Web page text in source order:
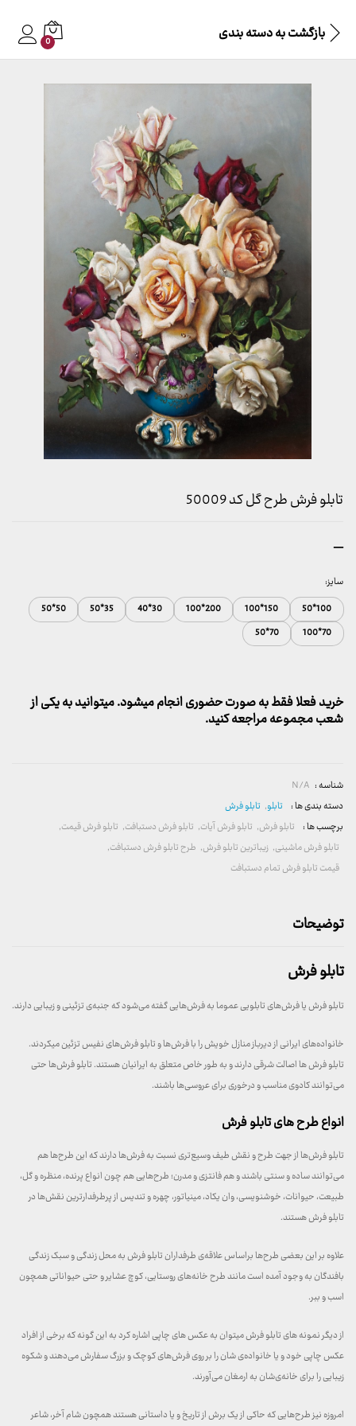
بازگشت بهدسته بندی 0
تابلو فرش طرح گل کد 50009
–محدوده
تا
2,600,000 تومان
سایز:
100*50
150*100
200*100
30*40
35*50
50*50
70*100
70*50
خرید فعلا فقط به صورت حضوری انجام میشود. میتوانید به یکی از
شعب مجموعه مراجعه کنید.
شناسه : N/A
دسته بندی ها : تابلو, تابلو فرش
برچسب ها : تابلو فرش, تابلو فرش آیات, تابلو فرش دستبافت, تابلو فرش قیمت,
تابلو فرش ماشینی, زیباترین تابلو فرش, طرح تابلو فرش دستبافت,
قیمت تابلو فرش تمام دستبافت
توضیحات
تابلو فرش
تابلو فرش یا فرش‌های تابلویی عموما به فرش‌هایی گفته می‌شود که جنبه‌ی تزئینی و زیبایی دارند.
خانواده‌های ایرانی از دیرباز منازل خویش را با فرش‌ها و تابلو فرش‌های نفیس تزئین میکردند.
تابلو فرش ها اصالت شرقی دارند و به طور خاص متعلق به ایرانیان هستند. تابلو فرش‌ها حتی
می‌توانند کادوی مناسب و درخوری برای عروسی‌ها باشند.
انواع طرح‌ های تابلو فرش
تابلو فرش‌ها از جهت طرح و نقش طیف وسیع‌تری نسبت به فرش‌ها دارند که این طرح‌ها هم
می‌توانند ساده و سنتی باشند و هم فانتزی و مدرن؛ طرح‌هایی هم چون انواع پرنده، منظره و گل،
طبیعت، حیوانات، خوشنویسی، وان یکاد، مینیاتور، چهره و تندیس از پرطرفدارترین نقش‌ها در
تابلو فرش هستند.
علاوه بر این بعضی طرح‌ها براساس علاقه‌ی طرفداران تابلو فرش به محل زندگی و سبک زندگی
بافندگان به وجود آمده است مانند طرح خانه‌های روستایی، کوچ عشایر و حتی حیواناتی همچون
اسب و ببر.
از دیگر نمونه های تابلو فرش میتوان به عکس های چاپی اشاره کرد به این گونه که برخی از افراد
عکس چاپی خود و یا خانواده‌ی شان را بر روی فرش‌های کوچک و بزرگ سفارش می‌دهند و شکوه
زیبایی را برای خانه‌ی‌شان به ارمغان می‌آورند.
امروزه نیز طرح‌هایی که حاکی از یک برش از تاریخ و یا داستانی هستند همچون شام آخر، شاعر